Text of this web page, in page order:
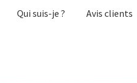
Qui suis-je ? Avis clients